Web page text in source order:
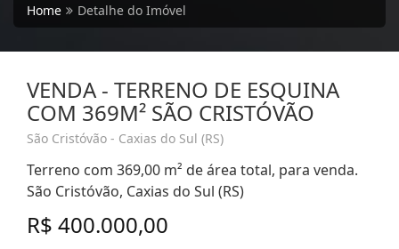
Home Detalhe do Imóvel
VENDA - TERRENO DE ESQUINA
COM 369M² SÃO CRISTÓVÃO
São Cristóvão - Caxias do Sul (RS)
Terreno com 369,00 m² de área total, para venda.
São Cristóvão, Caxias do Sul (RS)
R$ 400.000,00